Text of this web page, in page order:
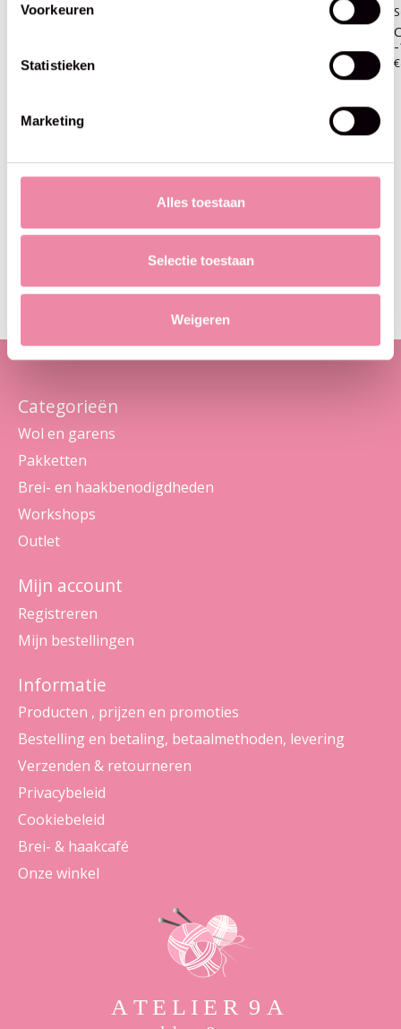
Voorkeuren
Statistieken
Marketing
Alles toestaan
Selectie toestaan
Weigeren
Scheepjes
€4,25
Chunky Monkey - Scheepjes
Blijf op de hoogte
Categorieën
Wol en garens
Pakketten
Brei- en haakbenodigdheden
Workshops
Outlet
Mijn account
Registreren
Mijn bestellingen
Informatie
Producten , prijzen en promoties
Bestelling en betaling, betaalmethoden, levering
Verzenden & retourneren
Privacybeleid
Cookiebeleid
Brei- & haakcafé
Onze winkel